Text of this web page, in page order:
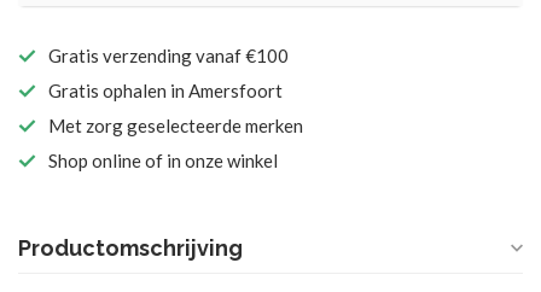
Gratis verzending vanaf €100
Gratis ophalen in Amersfoort
Met zorg geselecteerde merken
Shop online of in onze winkel
Productomschrijving